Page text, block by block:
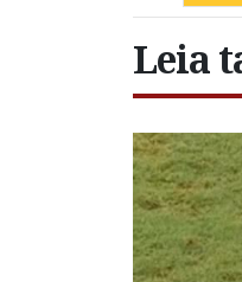
Leia